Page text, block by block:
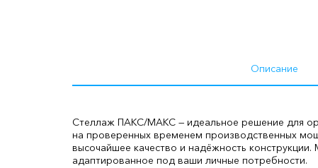
Описание
Стеллаж ПАКС/МАКС — идеальное решение для
на проверенных временем производственных
высочайшее качество и надёжность
адаптированное под ваши личные потребности.